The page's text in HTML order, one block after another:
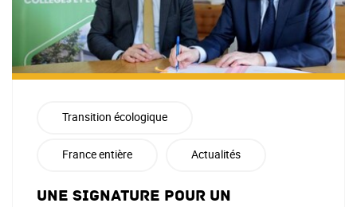
Transition écologique
France entière Actualités
Une signature pour un